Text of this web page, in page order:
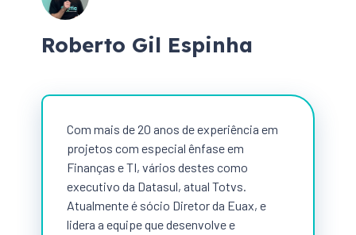
Roberto Gil Espinha
Com mais de 20 anos de experiência em
projetos com especial ênfase em
Finanças e TI, vários destes como
executivo da Datasul, atual Totvs.
Atualmente é sócio Diretor da Euax, e
lidera a equipe que desenvolve e